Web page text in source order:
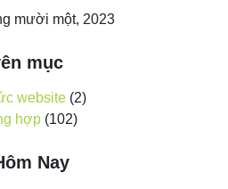
mười một, 2023
mục
website (2)
hợp (102)
Nay